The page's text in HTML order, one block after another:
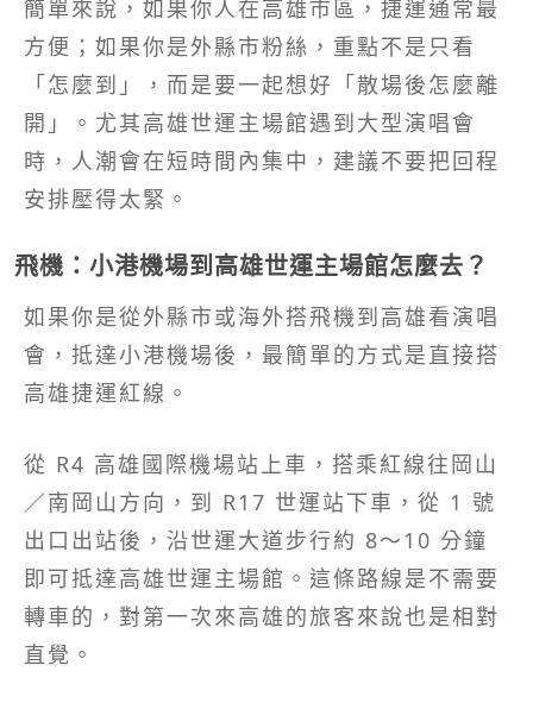
簡單來說，如果你人在高雄市區，捷運通常最
方便；如果你是外縣市粉絲，重點不是只看
「怎麼到」，而是要一起想好「散場後怎麼離
開」。尤其高雄世運主場館遇到大型演唱會
時，人潮會在短時間內集中，建議不要把回程
安排壓得太緊。
飛機：小港機場到高雄世運主場館怎麼去？
如果你是從外縣市或海外搭飛機到高雄看演唱
會，抵達小港機場後，最簡單的方式是直接搭
高雄捷運紅線。
從 R4 高雄國際機場站上車，搭乘紅線往岡山
／南岡山方向，到 R17 世運站下車，從 1 號
出口出站後，沿世運大道步行約 8～10 分鐘
即可抵達高雄世運主場館。這條路線是不需要
轉車的，對第一次來高雄的旅客來說也是相對
直覺。